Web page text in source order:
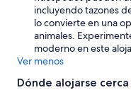
incluyendo tazones
lo convierte en una
animales.
moderno en este
Ver menos
Dónde alojarse